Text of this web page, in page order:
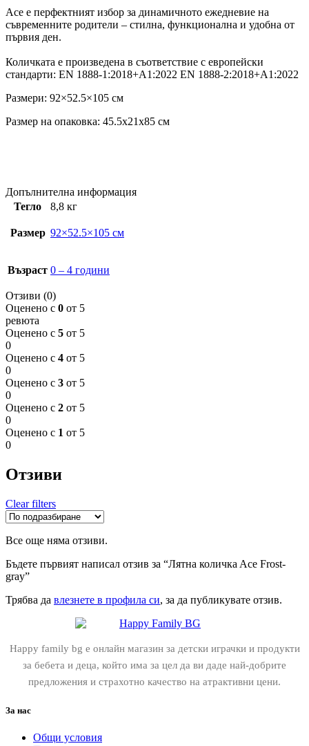
Ace е перфектният избор за динамичното ежедневие на
съвременните родители – стилна, функционална и удобна от
първия ден.
Количката е произведена в съответствие с европейски
стандарти: EN 1888-1:2018+A1:2022 EN 1888-2:2018+A1:2022
Размери: 92×52.5×105 см
Размер на опаковка: 45.5x21x85 см
Допълнителна информация
Тегло
8,8 кг
Размер 92×52.5×105 см
Възраст 0 – 4 години
Отзиви (0)
Оценено с 0 от 5
ревюта
Оценено с 5 от 5
0
Оценено с 4 от 5
0
Оценено с 3 от 5
0
Оценено с 2 от 5
0
Оценено с 1 от 5
0
Отзиви
Clear filters
Все още няма отзиви.
Бъдете първият написал отзив за “Лятна количкa Ace Frost-
gray”
Трябва да влезнете в профила си, за да публикувате отзив.
Happy family bg е онлайн магазин за детски играчки и продукти
за бебета и деца, който има за цел да ви даде най-добрите
предложения и страхотно качество на атрактивни цени.
За нас
Общи условия